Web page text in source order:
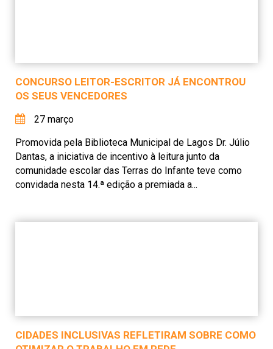
CONCURSO LEITOR-ESCRITOR JÁ ENCONTROU
OS SEUS VENCEDORES
27 março
Promovida pela Biblioteca Municipal de Lagos Dr. Júlio
Dantas, a iniciativa de incentivo à leitura junto da
comunidade escolar das Terras do Infante teve como
convidada nesta 14.ª edição a premiada a...
CIDADES INCLUSIVAS REFLETIRAM SOBRE COMO